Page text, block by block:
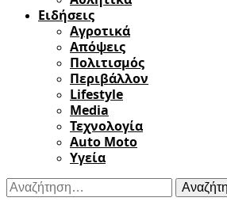
Ειδήσεις
Αγροτικά
Απόψεις
Πολιτισμός
Περιβάλλον
Lifestyle
Media
Τεχνολογία
Auto Moto
Υγεία
Αναζήτηση
για: